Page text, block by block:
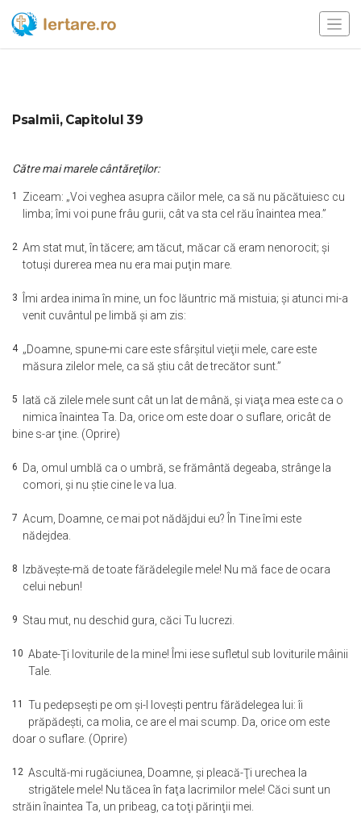
Psalmii, Capitolul 39
Către mai marele cântăreţilor:
1 Ziceam: „Voi veghea asupra căilor mele, ca să nu păcătuiesc cu
limba; îmi voi pune frâu gurii, cât va sta cel rău înaintea mea.”
2 Am stat mut, în tăcere; am tăcut, măcar că eram nenorocit; şi
totuşi durerea mea nu era mai puţin mare.
3
Îmi ardea inima în mine, un foc lăuntric mă mistuia; şi atunci mi-a
venit cuvântul pe limbă şi am zis:
4 „Doamne, spune-mi care este sfârşitul vieţii mele, care este
măsura zilelor mele, ca să ştiu cât de trecător sunt.”
5
Iată că zilele mele sunt cât un lat de mână, şi viaţa mea este ca o
nimica înaintea Ta. Da, orice om este doar o suflare, oricât de
bine s-ar ţine. (Oprire)
6 Da, omul umblă ca o umbră, se frământă degeaba, strânge la
comori, şi nu ştie cine le va lua.
7 Acum, Doamne, ce mai pot nădăjdui eu? În Tine îmi este
nădejdea.
8
Izbăveşte-mă de toate fărădelegile mele! Nu mă face de ocara
celui nebun!
9 Stau mut, nu deschid gura, căci Tu lucrezi.
10 Abate-Ţi loviturile de la mine! Îmi iese sufletul sub loviturile mâinii
Tale.
11 Tu pedepseşti pe om şi-l loveşti pentru fărădelegea lui: îi
prăpădeşti, ca molia, ce are el mai scump. Da, orice om este
doar o suflare. (Oprire)
12 Ascultă-mi rugăciunea, Doamne, şi pleacă-Ţi urechea la
strigătele mele! Nu tăcea în faţa lacrimilor mele! Căci sunt un
străin înaintea Ta, un pribeag, ca toţi părinţii mei.